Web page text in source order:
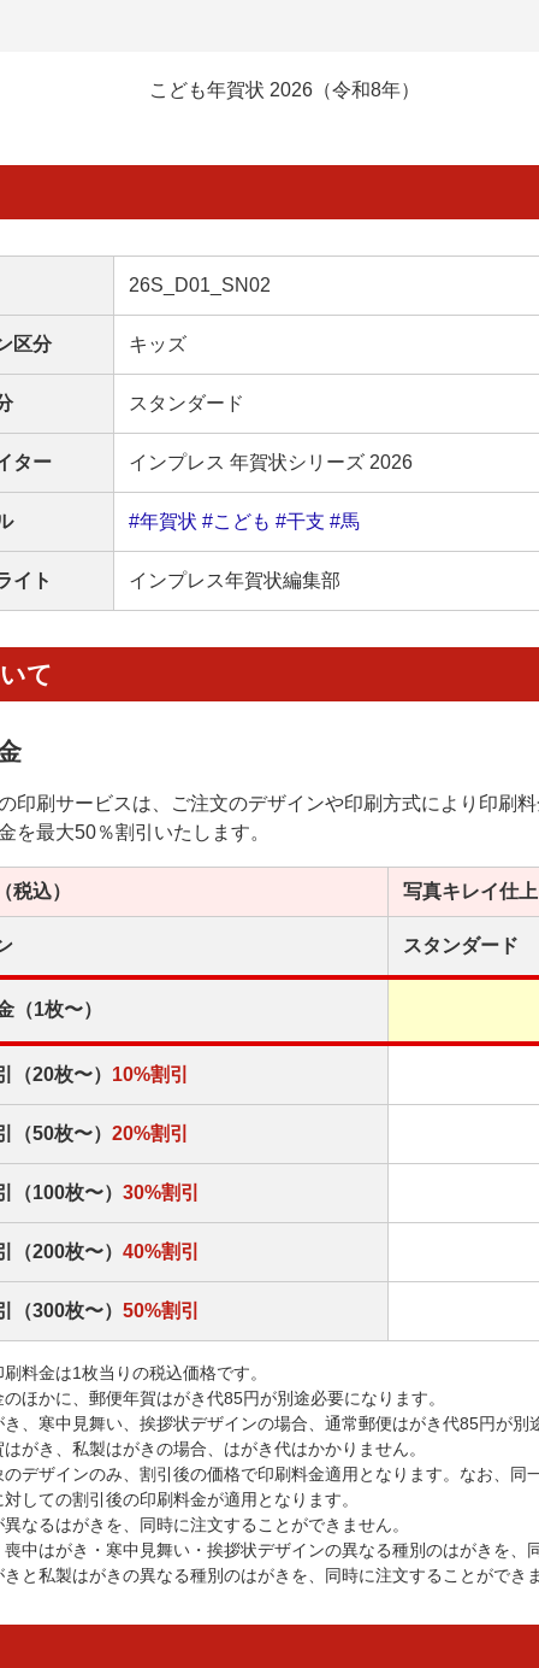
こども年賀状 2026（令和8年）
26S_D01_SN02
区分 キッズ
スタンダード
ター インプレス 年賀状シリーズ 2026
#年賀状 #こども #干支 #馬
イト インプレス年賀状編集部
て
印刷サービスは、ご注文のデザインや印刷方式により印刷
を最大50％割引いたします。
税込） 写真キレイ仕
スタンダード
（1枚〜）
（20枚〜） 10%割引
（50枚〜） 20%割引
（100枚〜） 30%割引
（200枚〜） 40%割引
（300枚〜） 50%割引
料金は1枚当りの税込価格です。
ほかに、郵便年賀はがき代85円が別途必要になります。
、寒中見舞い、挨拶状デザインの場合、通常郵便はがき代85円が別
がき、私製はがきの場合、はがき代はかかりません。
デザインのみ、割引後の価格で印刷料金適用となります。なお、同
しての割引後の印刷料金が適用となります。
なるはがきを、同時に注文することができません。
中はがき・寒中見舞い・挨拶状デザインの異なる種別のはがきを、
と私製はがきの異なる種別のはがきを、同時に注文することができ